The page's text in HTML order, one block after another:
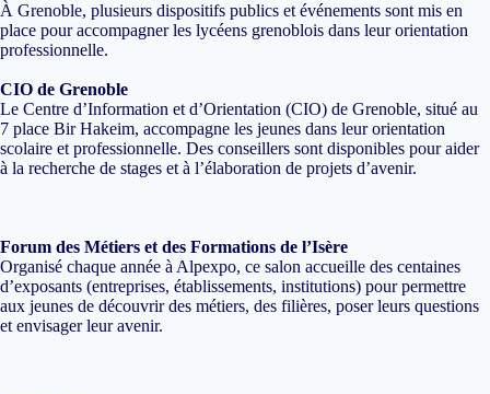
​À Grenoble, plusieurs dispositifs publics et événements sont mis en
place pour accompagner les lycéens grenoblois dans leur orientation
professionnelle.
CIO de Grenoble
Le Centre d’Information et d’Orientation (CIO) de Grenoble, situé au
7 place Bir Hakeim, accompagne les jeunes dans leur orientation
scolaire et professionnelle. Des conseillers sont disponibles pour aider
à la recherche de stages et à l’élaboration de projets d’avenir.
Forum des Métiers et des Formations de l’Isère
Organisé chaque année à Alpexpo, ce salon accueille des centaines
d’exposants (entreprises, établissements, institutions) pour permettre
aux jeunes de découvrir des métiers, des filières, poser leurs questions
et envisager leur avenir.